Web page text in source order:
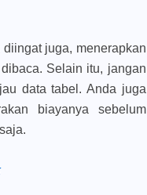
juga, menerapkan
Selain itu, jangan
data tabel. Anda juga
biayanya sebelum